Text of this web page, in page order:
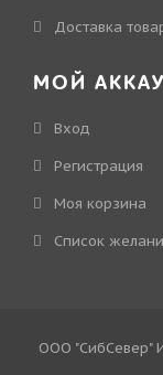
Доставка
МОЙ
Вход
Регистрация
Моя корзина
Cписок
ООО "СибСевер"